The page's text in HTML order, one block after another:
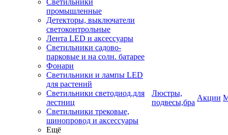
Светильники
промышленные
Детекторы, выключатели
светоконтрольные
Лента LED и аксессуары
Светильники садово-
парковые и на солн. батарее
Фонари
Светильники и лампы LED
для растений
Светильники светодиод.для
лестниц
Светильники трековые,
шинопровод и аксессуары
Ещё
Люстры,
подвесы,бра
Акции